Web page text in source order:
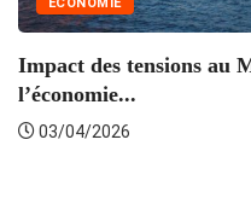
Impact des tensions au
l’économie...
03/04/2026